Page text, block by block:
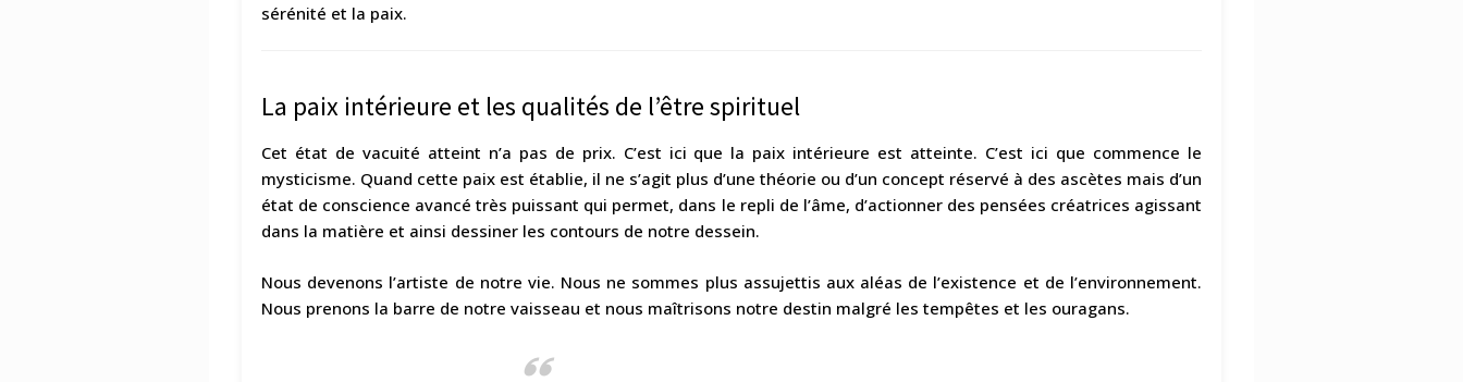
sérénité et la paix.
La paix intérieure et les qualités de l’être spirituel
Cet état de vacuité atteint n’a pas de prix. C’est ici que la paix intérieure est atteinte. C’est ici que commence le
mysticisme. Quand cette paix est établie, il ne s’agit plus d’une théorie ou d’un concept réservé à des ascètes mais d’un
état de conscience avancé très puissant qui permet, dans le repli de l’âme, d’actionner des pensées créatrices agissant
dans la matière et ainsi dessiner les contours de notre dessein.
Nous devenons l’artiste de notre vie. Nous ne sommes plus assujettis aux aléas de l’existence et de l’environnement.
Nous prenons la barre de notre vaisseau et nous maîtrisons notre destin malgré les tempêtes et les ouragans.